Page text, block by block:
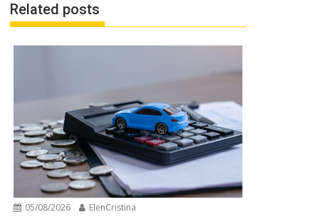
Related posts
05/08/2026 ElenCristina